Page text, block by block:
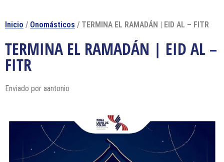
Inicio / Onomásticos / TERMINA EL RAMADÁN | EID AL – FITR
TERMINA EL RAMADÁN | EID AL –
FITR
Enviado por aantonio